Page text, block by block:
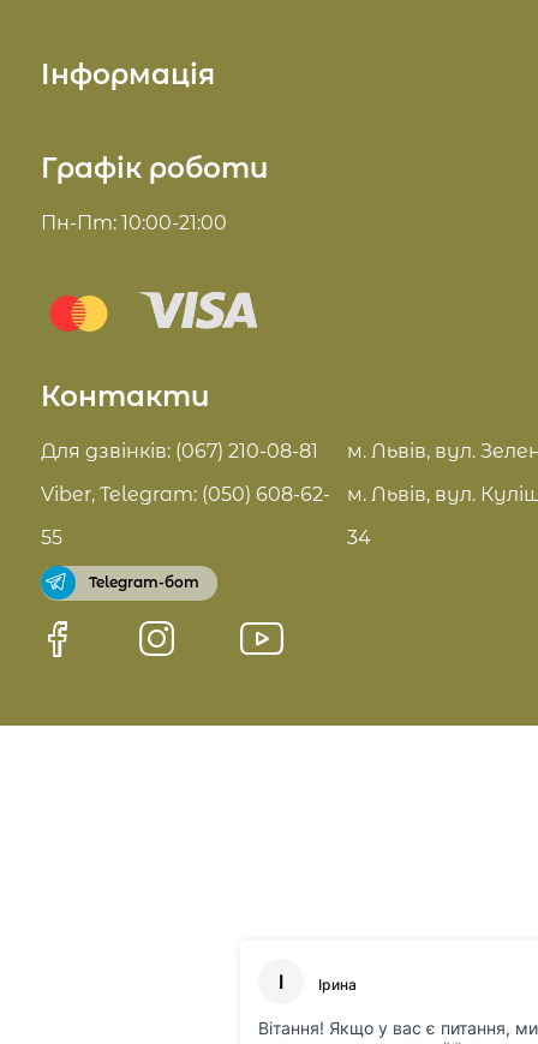
Графік роботи
Пн-Пт: 10:00-21:00
Косметика для волосся
Комплекси для обличчя
Актуальні знижки
Pro Age догляд
Інформація
Відгуки
Договір оферти
Контакти
Для дзвінків: (067) 210-08-81
Viber, Telegram: (050) 608-62-
55
Telegram-бот
м. Львів, вул.
м. Львів, вул.
34